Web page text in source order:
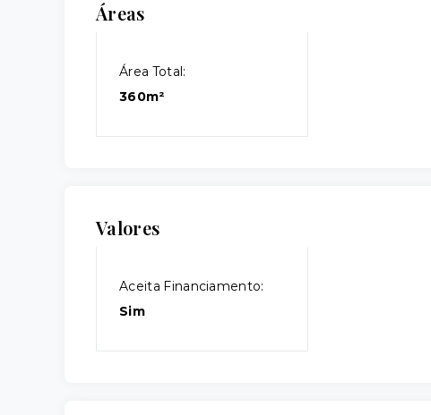
Áreas
Área Total:
360m²
Valores
Aceita Financiamento:
Sim